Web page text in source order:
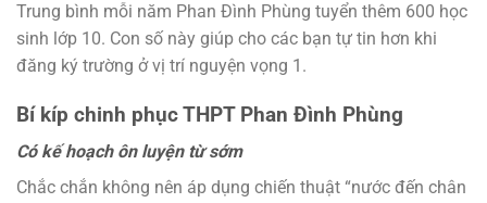
Trung bình mỗi năm Phan Đình Phùng tuyển thêm 600 học
sinh lớp 10. Con số này giúp cho các bạn tự tin hơn khi
đăng ký trường ở vị trí nguyện vọng 1.
Bí kíp chinh phục THPT Phan Đình Phùng
Có kế hoạch ôn luyện từ sớm
Chắc chắn không nên áp dụng chiến thuật “nước đến chân